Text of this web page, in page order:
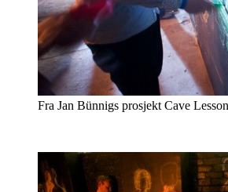
Fra Jan Bünnigs prosjekt Cave